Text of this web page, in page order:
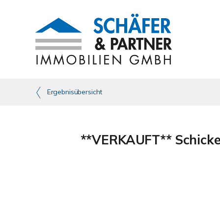
Ergebnisübersicht
**VERKAUFT**